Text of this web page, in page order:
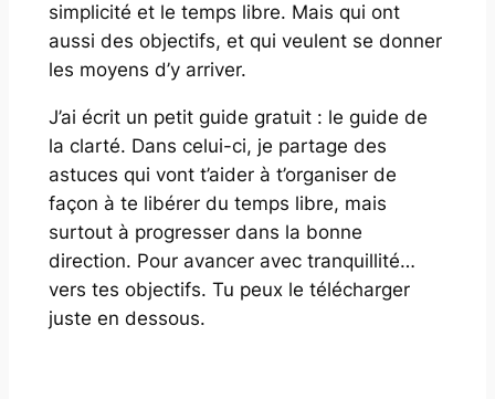
simplicité et le temps libre. Mais qui ont
aussi des objectifs, et qui veulent se donner
les moyens d’y arriver.
J’ai écrit un petit guide gratuit : le guide de
la clarté. Dans celui-ci, je partage des
astuces qui vont t’aider à t’organiser de
façon à te libérer du temps libre, mais
surtout à progresser dans la bonne
direction. Pour avancer avec tranquillité…
vers tes objectifs. Tu peux le télécharger
juste en dessous.